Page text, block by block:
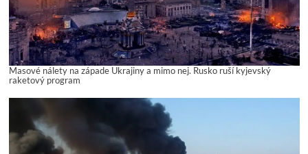
Masové nálety na západe Ukrajiny a mimo nej. Rusko ruší kyjevský
raketový program